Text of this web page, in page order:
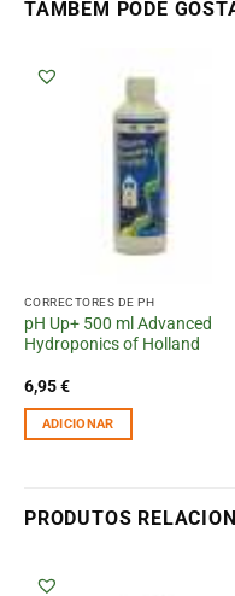
TAMBÉM PODE
CORRECTORES DE PH
pH Up+ 500 ml Advanced
Hydroponics of Holland
6,95€
ADICIONAR
PRODUTOS